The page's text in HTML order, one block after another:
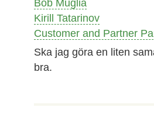
Bob Muglia
Kirill Tatarinov
Customer and Partner
Ska jag göra en liten
bra.